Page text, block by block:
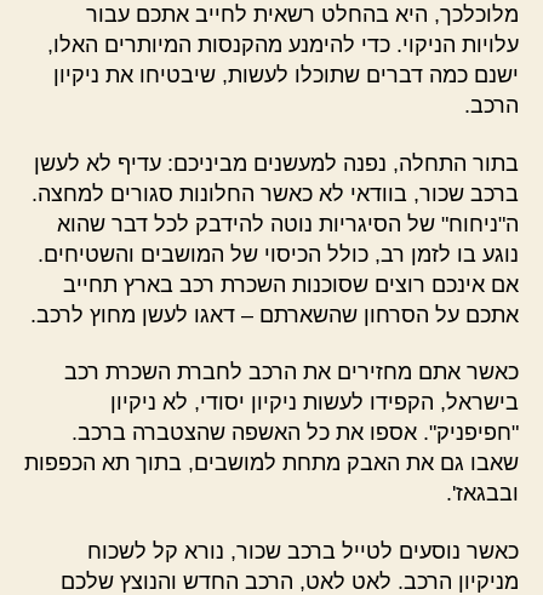
מלוכלכך, היא בהחלט רשאית לחייב אתכם עבור
עלויות הניקוי. כדי להימנע מהקנסות המיותרים האלו,
ישנם כמה דברים שתוכלו לעשות, שיבטיחו את ניקיון
הרכב.
בתור התחלה, נפנה למעשנים מביניכם: עדיף לא לעשן
ברכב שכור, בוודאי לא כאשר החלונות סגורים למחצה.
ה"ניחוח" של הסיגריות נוטה להידבק לכל דבר שהוא
נוגע בו לזמן רב, כולל הכיסוי של המושבים והשטיחים.
אם אינכם רוצים שסוכנות השכרת רכב בארץ תחייב
אתכם על הסרחון שהשארתם – דאגו לעשן מחוץ לרכב.
כאשר אתם מחזירים את הרכב לחברת השכרת רכב
בישראל, הקפידו לעשות ניקיון יסודי, לא ניקיון
"חפיפניק". אספו את כל האשפה שהצטברה ברכב.
שאבו גם את האבק מתחת למושבים, בתוך תא הכפפות
ובבגאז'.
כאשר נוסעים לטייל ברכב שכור, נורא קל לשכוח
מניקיון הרכב. לאט לאט, הרכב החדש והנוצץ שלכם